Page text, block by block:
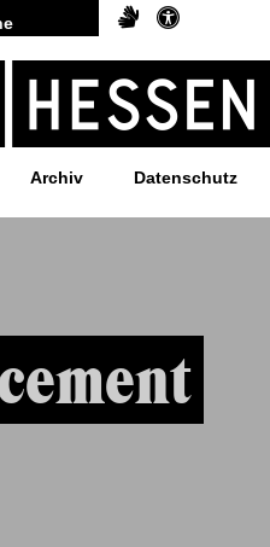
Archiv Datenschutz